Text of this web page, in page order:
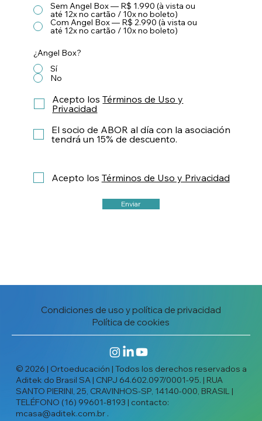
Sem Angel Box — R$ 1.990 (à vista ou
até 12x no cartão / 10x no boleto)
Com Angel Box — R$ 2.990 (à vista ou
até 12x no cartão / 10x no boleto)
¿Angel Box?
Sí
No
El socio de ABOR al día con la asociación
tendrá un 15% de descuento.
Acepto los Términos de Uso y
Privacidad
Acepto los Términos de Uso y Privacidad
Enviar
Política de cookies
Condiciones de uso y política de privacidad
© 2026 | Ortoeducación | Todos los derechos reservados a
Aditek do Brasil SA | CNPJ 64.602.097/0001-95. | RUA
SANTO PIERINI, 25, CRAVINHOS-SP, 14140-000, BRASIL |
TELÉFONO (16) 99601-8193 | contacto:
mcasa@aditek.com.br .